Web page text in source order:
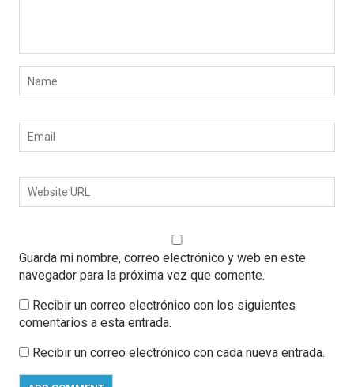
Guarda mi nombre, correo electrónico y web en este
navegador para la próxima vez que comente.
Recibir un correo electrónico con los siguientes
comentarios a esta entrada.
Recibir un correo electrónico con cada nueva entrada.